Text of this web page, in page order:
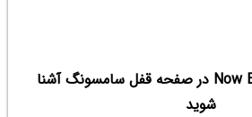
با امکانات جدید Now Bar در صفحه قفل سامسونگ آشنا
شوید